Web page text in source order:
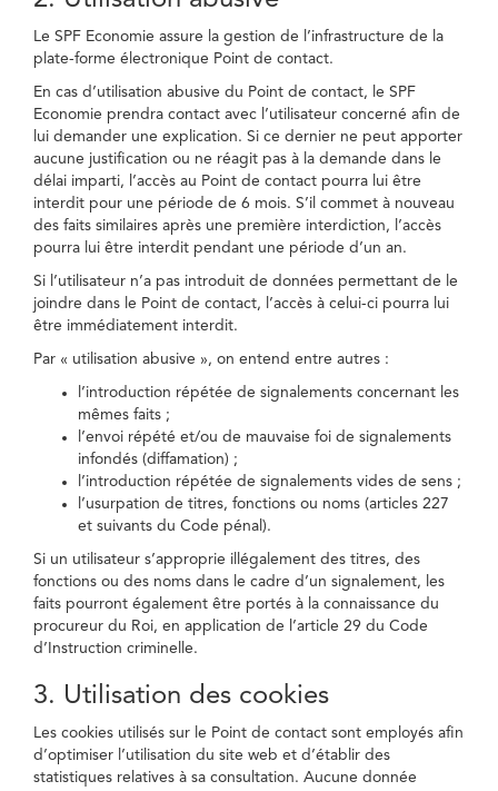
Le SPF Economie assure la gestion de l’infrastructure de la
plate-forme électronique Point de contact.
En cas d’utilisation abusive du Point de contact, le SPF
Economie prendra contact avec l’utilisateur concerné afin de
lui demander une explication. Si ce dernier ne peut apporter
aucune justification ou ne réagit pas à la demande dans le
délai imparti, l’accès au Point de contact pourra lui être
interdit pour une période de 6 mois. S’il commet à nouveau
des faits similaires après une première interdiction, l’accès
pourra lui être interdit pendant une période d’un an.
Si l’utilisateur n’a pas introduit de données permettant de le
joindre dans le Point de contact, l’accès à celui-ci pourra lui
être immédiatement interdit.
Par « utilisation abusive », on entend entre autres :
l’introduction répétée de signalements concernant les
mêmes faits ;
l’envoi répété et/ou de mauvaise foi de signalements
infondés (diffamation) ;
l’introduction répétée de signalements vides de sens ;
l’usurpation de titres, fonctions ou noms (articles 227
et suivants du Code pénal).
Si un utilisateur s’approprie illégalement des titres, des
fonctions ou des noms dans le cadre d’un signalement, les
faits pourront également être portés à la connaissance du
procureur du Roi, en application de l’article 29 du Code
d’Instruction criminelle.
3. Utilisation des cookies
Les cookies utilisés sur le Point de contact sont employés afin
d’optimiser l’utilisation du site web et d’établir des
statistiques relatives à sa consultation. Aucune donnée